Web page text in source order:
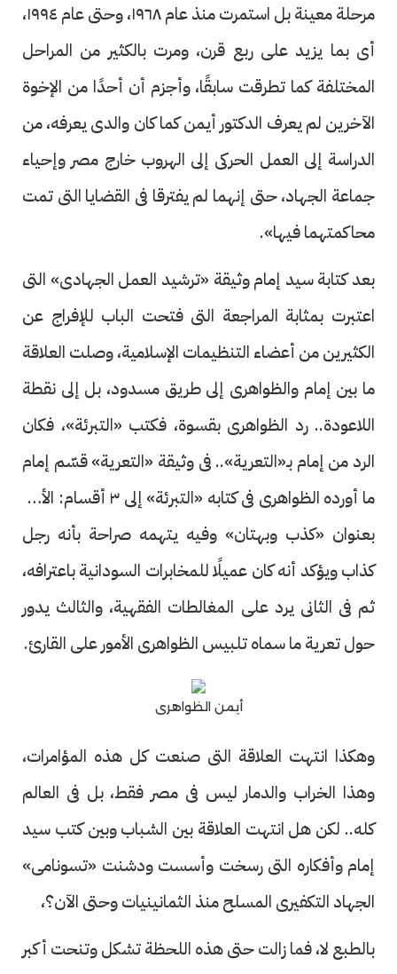
مرحلة معينة بل استمرت منذ عام ١٩٦٨، وحتى عام ١٩٩٤،
أى بما يزيد على ربع قرن، ومرت بالكثير من المراحل
المختلفة كما تطرقت سابقًا، وأجزم أن أحدًا من الإخوة
الآخرين لم يعرف الدكتور أيمن كما كان والدى يعرفه، من
الدراسة إلى العمل الحركى إلى الهروب خارج مصر وإحياء
جماعة الجهاد، حتى إنهما لم يفترقا فى القضايا التى تمت
محاكمتهما فيها».
بعد كتابة سيد إمام وثيقة «ترشيد العمل الجهادى» التى
اعتبرت بمثابة المراجعة التى فتحت الباب للإفراج عن
الكثيرين من أعضاء التنظيمات الإسلامية، وصلت العلاقة
ما بين إمام والظواهرى إلى طريق مسدود، بل إلى نقطة
اللاعودة.. رد الظواهرى بقسوة، فكتب «التبرئة»، فكان
الرد من إمام بـ«التعرية».. فى وثيقة «التعرية» قسّم إمام
ما أورده الظواهرى فى كتابه «التبرئة» إلى ٣ أقسام: الأول
بعنوان «كذب وبهتان» وفيه يتهمه صراحة بأنه رجل
كذاب ويؤكد أنه كان عميلًا للمخابرات السودانية باعترافه،
ثم فى الثانى يرد على المغالطات الفقهية، والثالث يدور
حول تعرية ما سماه تلبيس الظواهرى الأمور على القارئ.
أيمن الظواهرى
وهكذا انتهت العلاقة التى صنعت كل هذه المؤامرات،
وهذا الخراب والدمار ليس فى مصر فقط، بل فى العالم
كله.. لكن هل انتهت العلاقة بين الشباب وبين كتب سيد
إمام وأفكاره التى رسخت وأسست ودشنت «تسونامى»
الجهاد التكفيرى المسلح منذ الثمانينيات وحتى الآن؟،
بالطبع لا، فما زالت حتى هذه اللحظة تشكل وتنحت أكبر